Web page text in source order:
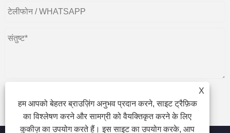
जमा करना
X
हम आपको बेहतर ब्राउज़िंग अनुभव प्रदान करने, साइट ट्रैफ़िक
का विश्लेषण करने और सामग्री को वैयक्तिकृत करने के लिए
कुकीज़ का उपयोग करते हैं। इस साइट का उपयोग करके, आप